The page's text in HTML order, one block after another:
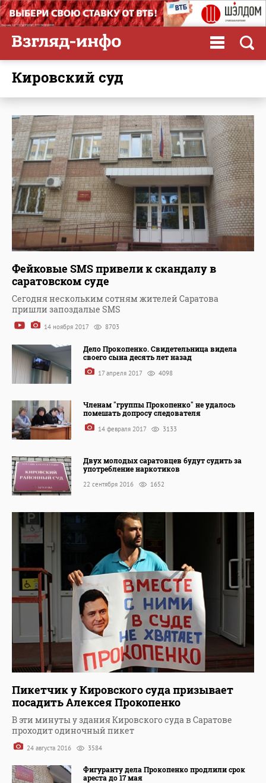
Кировский суд
Фейковые SMS привели к скандалу в
саратовском суде
Сегодня нескольким сотням жителей Саратова
пришли запоздалые SMS
14 ноября 2017 8703
Дело Прокопенко. Свидетельница видела
своего сына десять лет назад
17 апреля 2017 4098
Членам "группы Прокопенко" не удалось
помешать допросу следователя
14 февраля 2017 3133
Двух молодых саратовцев будут судить за
употребление наркотиков
22 сентября 2016 1652
Пикетчик у Кировского суда призывает
посадить Алексея Прокопенко
В эти минуты у здания Кировского суда в Саратове
проходит одиночный пикет
24 августа 2016 3584
Фигуранту дела Прокопенко продлили срок
ареста до 17 мая